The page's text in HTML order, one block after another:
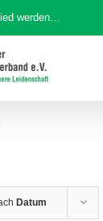
werden…
Datum